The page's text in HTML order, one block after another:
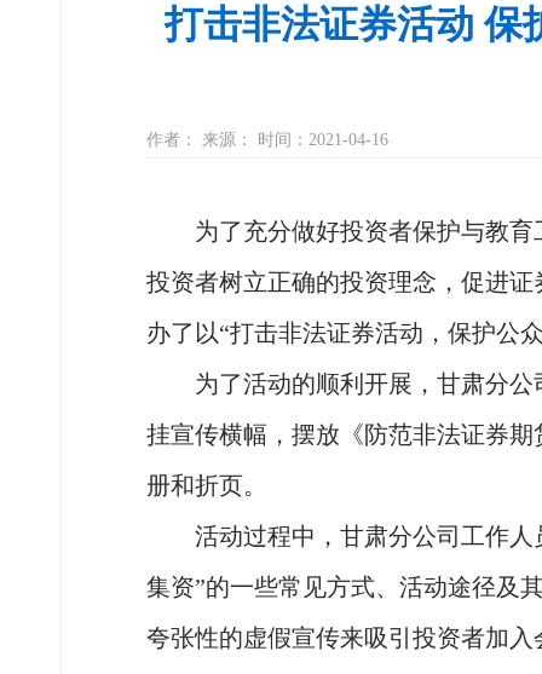
打击非法证券活动
作者： 来源： 时间：2021-04-16
为了充分做好投资者保护与教育
投资者树立正确的投资理念，促进
办了以“打击非法证券活动，保护公
为了活动的顺利开展，甘肃分公
挂宣传横幅，摆放《防范非法证券
册和折页。
活动过程中，甘肃分公司工作人员
集资”的一些常见方式、活动途径及
夸张性的虚假宣传来吸引投资者加